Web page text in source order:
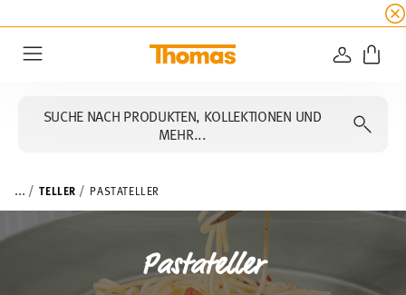
Bis
SUCHE NACH PRODUKTEN, KOLLEKTIONEN UND
MEHR...
... TELLER PASTATELLER
Pastateller